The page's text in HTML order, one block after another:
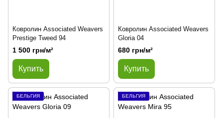
Ковролин Associated Weavers
Prestige Tweed 94
1 500 грн/м²
Купить
Ковролин Associated Weavers
Gloria 04
680 грн/м²
Купить
БЕЛЬГИЯ БЕЛЬГИЯ